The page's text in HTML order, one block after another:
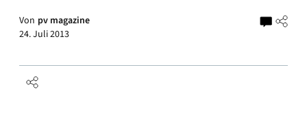
Von pv magazine
24. Juli 2013